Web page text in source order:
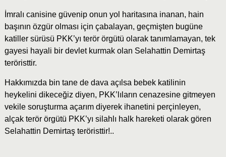
İmralı canisine güvenip onun yol haritasına inanan, hain
başının özgür olması için çabalayan, geçmişten bugüne
katiller sürüsü PKK’yı terör örgütü olarak tanımlamayan, tek
gayesi hayali bir devlet kurmak olan Selahattin Demirtaş
teröristtir.
Hakkımızda bin tane de dava açılsa bebek katilinin
heykelini dikeceğiz diyen, PKK’lıların cenazesine gitmeyen
vekile soruşturma açarım diyerek ihanetini perçinleyen,
alçak terör örgütü PKK’yı silahlı halk hareketi olarak gören
Selahattin Demirtaş teröristtir!..